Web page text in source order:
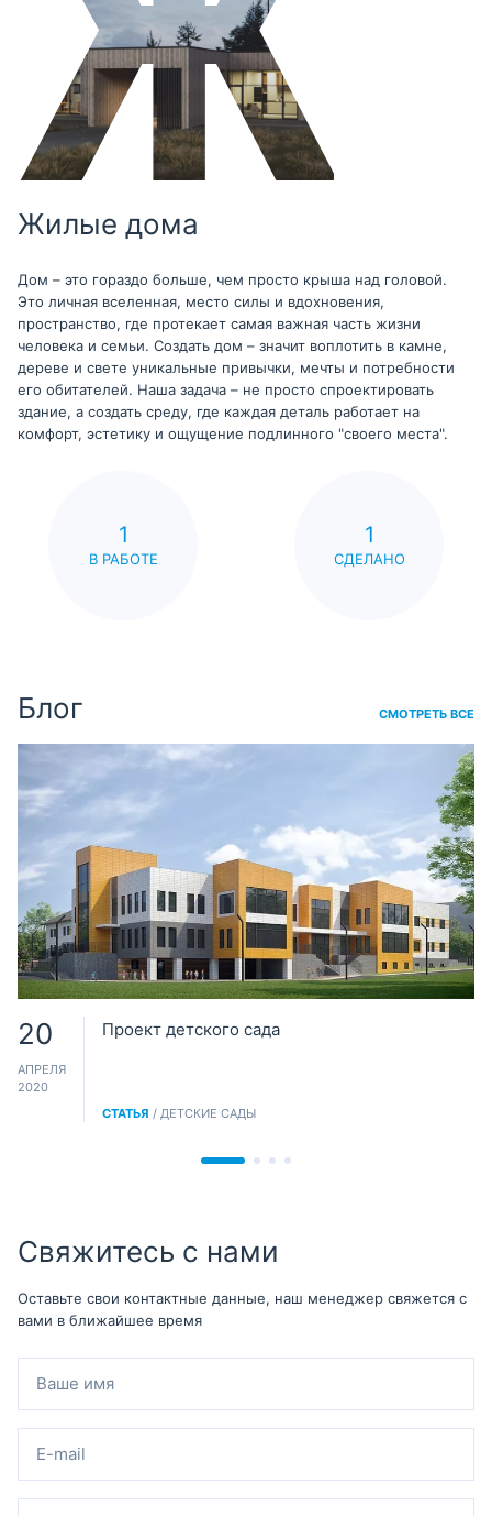
Жилые дома
Дом – это гораздо больше, чем просто крыша над головой.
Это личная вселенная, место силы и вдохновения,
пространство, где протекает самая важная часть жизни
человека и семьи. Создать дом – значит воплотить в камне,
дереве и свете уникальные привычки, мечты и потребности
его обитателей. Наша задача – не просто спроектировать
здание, а создать среду, где каждая деталь работает на
комфорт, эстетику и ощущение подлинного "своего места".
1
В РАБОТЕ
1
СДЕЛАНО
Блог СМОТРЕТЬ ВСЕ
20
АПРЕЛЯ
2020
Проект детского сада
СТАТЬЯ / ДЕТСКИЕ САДЫ
Свяжитесь с нами
Оставьте свои контактные данные, наш менеджер свяжется с
вами в ближайшее время